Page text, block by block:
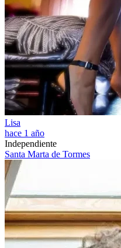
Lisa
hace 1 año
Independiente
Santa Marta de Tormes